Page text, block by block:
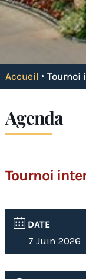
Accueil ‣ Tournoi
Agenda
Tournoi
DATE
7 Juin 2026